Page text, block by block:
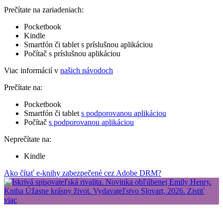
Prečítate na zariadeniach:
Pocketbook
Kindle
Smartfón či tablet s príslušnou aplikáciou
Počítač s príslušnou aplikáciou
Viac informácií v našich návodoch
Prečítate na:
Pocketbook
Smartfón či tablet s podporovanou aplikáciou
Počítač s podporovanou aplikáciou
Neprečítate na:
Kindle
Ako čítať e-knihy zabezpečené cez Adobe DRM?